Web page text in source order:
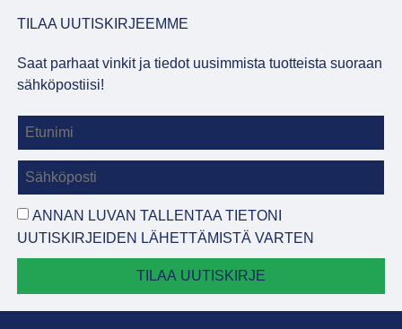
TILAA UUTISKIRJEEMME
Saat parhaat vinkit ja tiedot uusimmista tuotteista suoraan
sähköpostiisi!
ANNAN LUVAN TALLENTAA TIETONI
UUTISKIRJEIDEN LÄHETTÄMISTÄ VARTEN
TILAA UUTISKIRJE